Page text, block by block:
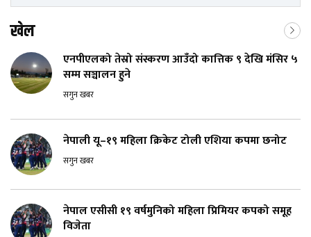
खेल
एनपीएलको तेस्रो संस्करण आउँदो कात्तिक ९ देखि मंसिर ५
सम्म सञ्चालन हुने
सगुन खबर
नेपाली यू–१९ महिला क्रिकेट टोली एशिया कपमा छनोट
सगुन खबर
नेपाल एसीसी १९ वर्षमुनिको महिला प्रिमियर कपको समूह
विजेता